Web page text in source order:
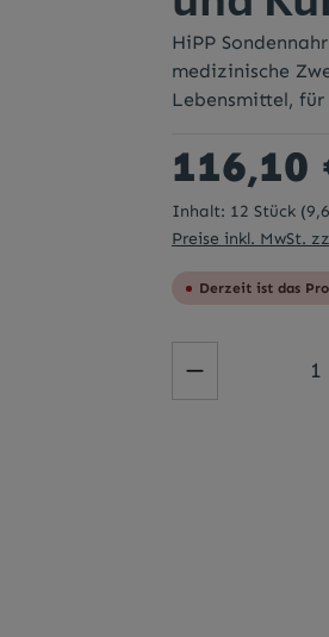
HiPP
medizinische
Lebensmittel, für
Regulärer Preis:
116,10
Inhalt: 12 Stück
Preise inkl. MwSt.
Derzeit ist das